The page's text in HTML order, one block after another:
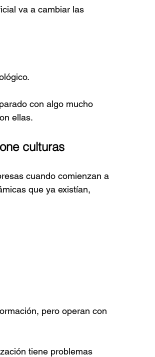
va a cambiar las
con algo mucho
ellas.
culturas
cuando comienzan a
que ya existían,
pero operan con
tiene problemas